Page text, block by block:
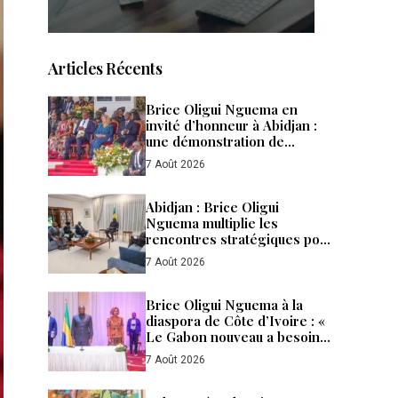
Articles Récents
Brice Oligui Nguema en
invité d’honneur à Abidjan :
une démonstration de
confiance, de puissance et de
fraternité entre le Gabon et la
7 Août 2026
Abidjan : Brice Oligui
Nguema multiplie les
rencontres stratégiques pour
accélérer les
investissements et renforcer
Gabon
7 Août 2026
Brice Oligui Nguema à la
diaspora de Côte d’Ivoire : «
Le Gabon nouveau a besoin
de tous ses enfants »
7 Août 2026